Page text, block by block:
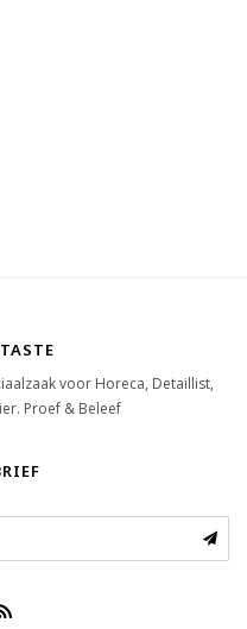
voor Horeca, Detaillist,
Proef & Beleef